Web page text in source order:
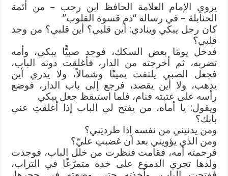
يروي الإمام العلامة الحافظ ابن رجب – من أئمة
الحنابلة – في رسالة “ذم قسوة القلوب”
كان رجل يبكي وينادي: أين قلبي؟ أين قلبي؟ من وجد
قلبي؟
فدخل يومًا بعض السكك، فوجد صبيًّا يبكي، وأمه
تضربه، ثم أخرجته من الدار، فأغلقت دونه الباب،
فجعل الصبي يلتفت يمينًا وشمالاً، ولا يدري أين
يذهب، ولا أين يقصد، فرجع إلى باب الدار، فوضع
رأسه على عتبته فنام، فلما استيقظ جعل يبكي
ويقول: يا أماه، من يفتح لي الباب إذا أغلقتِ عني
بابك؟
ومن يدنيني من نفسه إذا طردتِني؟
ومن الذي يؤويني بعد أن غضبتِ عليّ؟
فرحمته أمه، فقامت فنظرت من خلل الباب، فوجدت
ولدها تجري الدموع على خده متمرّغًا في التراب،